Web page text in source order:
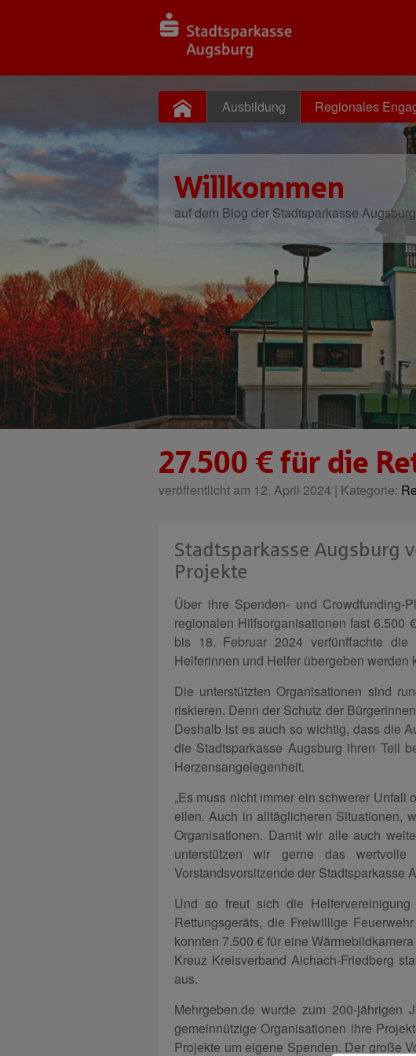
Ausbildung Regionales
Willkommen
auf dem Blog der Stadtsparkasse Augsburg
27.500 € für die
veröffentlicht am 12. April 2024 | Kategorie:
Stadtsparkasse Augsburg
Projekte
Über ihre Spenden- und Crowdfunding-
regionalen Hilfsorganisationen fast 6.500
bis 18. Februar 2024 verfünffachte
Helferinnen und Helfer übergeben werden
Die unterstützten Organisationen sind
riskieren. Denn der Schutz der
Deshalb ist es auch so wichtig, dass die
die Stadtsparkasse Augsburg ihren Teil
Herzensangelegenheit.
„Es muss nicht immer ein schwerer
eilen. Auch in alltäglicheren Situationen,
Organisationen. Damit wir alle auch
unterstützen wir gerne das wertvolle
Vorstandsvorsitzende der Stadtsparkasse
Und so freut sich die
Rettungsgeräts, die Freiwillige
konnten 7.500 € für eine
Kreuz Kreisverband Aichach-Friedberg
aus.
Mehrgeben.de wurde zum 200-
gemeinnützige Organisationen ihre
Projekte um eigene Spenden. Der große